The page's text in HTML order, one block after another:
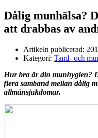
Dålig munhälsa?
att drabbas av
Artikeln publicerad:
Kategori: Tand- och
Hur bra är din munhygien?
flera samband mellan dålig
allmänsjukdomar.